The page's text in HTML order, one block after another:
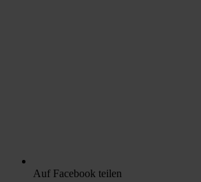
Auf Facebook teilen